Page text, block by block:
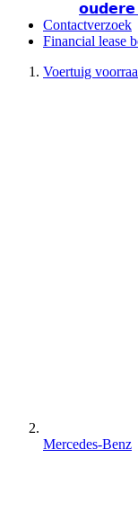
𝗼𝘂𝗱𝗲𝗿𝗲
Contactverzoek
Financial lease
Voertuig
Mercedes-Benz